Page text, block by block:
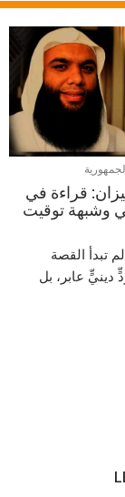
قراءة في
وشبهة توقيت
تبدأ القصة
دينيٍّ عابر، بل